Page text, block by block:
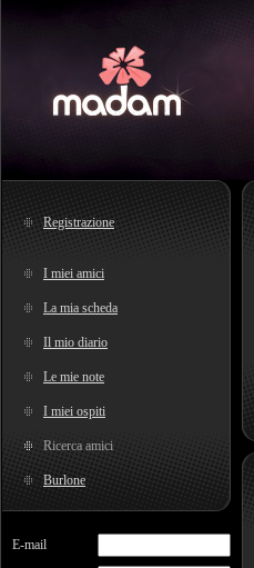
Registrazione
I miei amici
La mia scheda
Il mio diario
Le mie note
I miei ospiti
Ricerca amici
Burlone
E-mail